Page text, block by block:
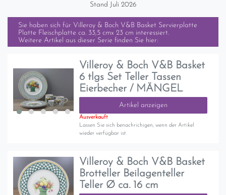
Stand Juli 2026
Sie haben sich für Villeroy & Boch V&B Basket Servierplatte
Platte Fleischplatte ca. 33,5 cmx 23 cm interessiert.
Weitere Artikel aus dieser Serie finden Sie hier:
Villeroy & Boch V&B Basket
6 tlgs Set Teller Tassen
Eierbecher / MÄNGEL
Artikel anzeigen
Ausverkauft
Lassen Sie sich benachrichigen, wenn der Artikel
wieder verfügbar ist.
Villeroy & Boch V&B Basket
Brotteller Beilagenteller
Teller Ø ca. 16 cm